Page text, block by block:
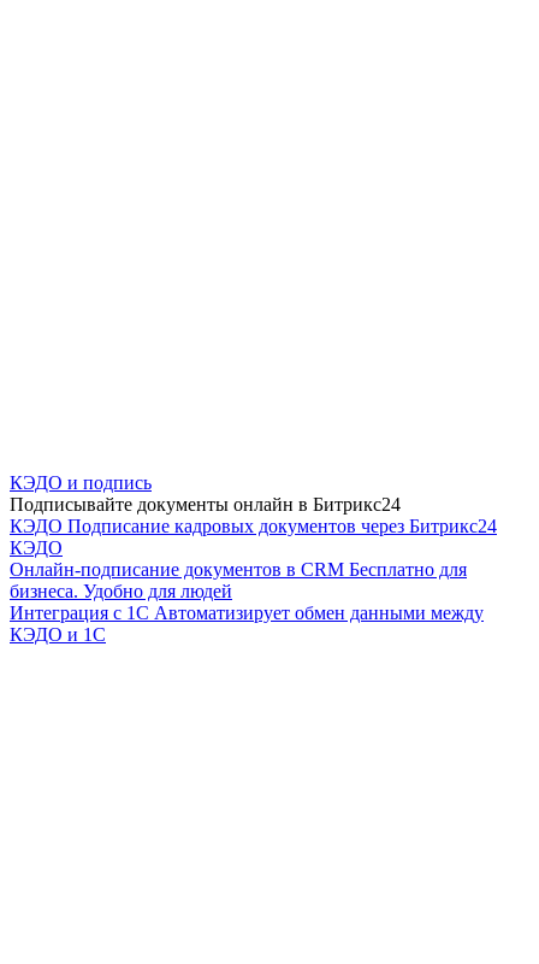
КЭДО и подпись
Подписывайте документы онлайн в Битрикс24
КЭДО Подписание кадровых документов через Битрикс24
КЭДО
Онлайн-подписание документов в CRM Бесплатно для
бизнеса. Удобно для людей
Интеграция с 1С Автоматизирует обмен данными между
КЭДО и 1С